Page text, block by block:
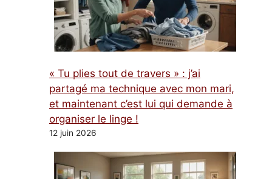
« Tu plies tout de travers » : j’ai
partagé ma technique avec mon mari,
et maintenant c’est lui qui demande à
organiser le linge !
12 juin 2026